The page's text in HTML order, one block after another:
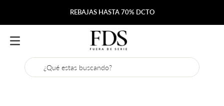
REBAJAS HASTA 70% DCTO
¿Qué estas buscando?